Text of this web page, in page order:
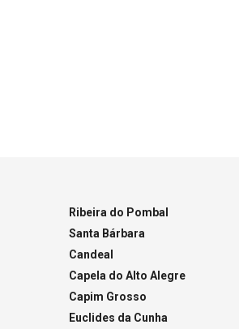
Ribeira do Pombal
Santa Bárbara
Candeal
Capela do Alto Alegre
Capim Grosso
Euclides da Cunha